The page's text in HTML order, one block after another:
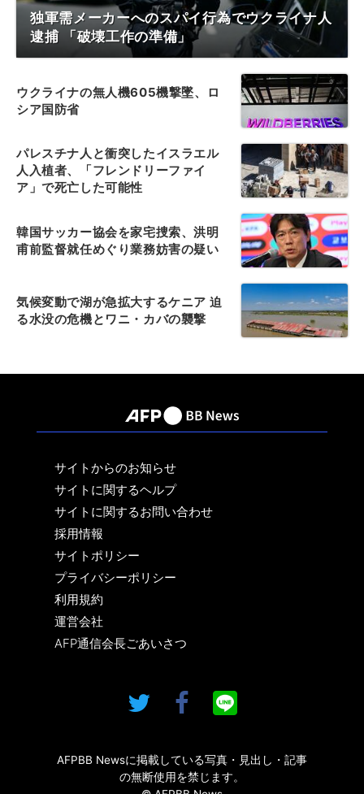
独軍需メーカーへのスパイ行為でウクライナ人
逮捕 「破壊工作の準備」
ウクライナの無人機605機撃墜、ロ
シア国防省
パレスチナ人と衝突したイスラエル
人入植者、「フレンドリーファイ
ア」で死亡した可能性
韓国サッカー協会を家宅捜索、洪明
甫前監督就任めぐり業務妨害の疑い
気候変動で湖が急拡大するケニア 迫
る水没の危機とワニ・カバの襲撃
サイトからのお知らせ
サイトに関するヘルプ
サイトに関するお問い合わせ
採用情報
サイトポリシー
プライバシーポリシー
利用規約
運営会社
AFP通信会長ごあいさつ
AFPBB Newsに掲載している写真・見出し・記事
の無断使用を禁じます。